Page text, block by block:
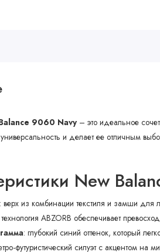
9060 Navy – это идеальное
и делает ее отличным
New
: верх из комбинации текстиля и замши для
ABZORB обеспечивает
: глубокий синий оттенок, который
футуристический силуэт с акцентом на